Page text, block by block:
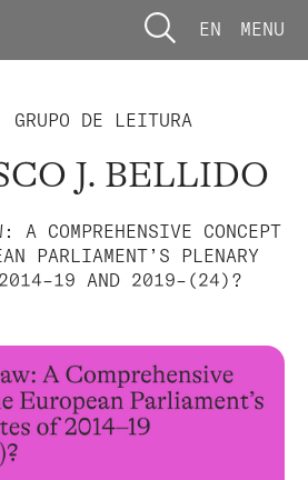
EN MENU
GRUPO DE LEITURA
J. BELLIDO
A COMPREHENSIVE CONCEPT
PARLIAMENT’S PLENARY
2014–19 AND 2019–(24)?